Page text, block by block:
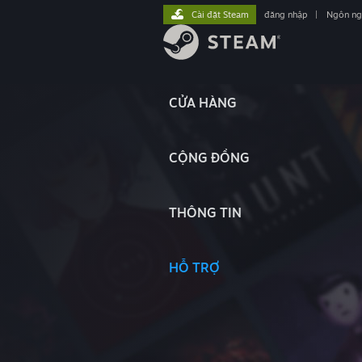
CỬA HÀNG
CỘNG ĐỒNG
THÔNG TIN
HỖ TRỢ
Cài đặt Steam đăng nhập Ngôn